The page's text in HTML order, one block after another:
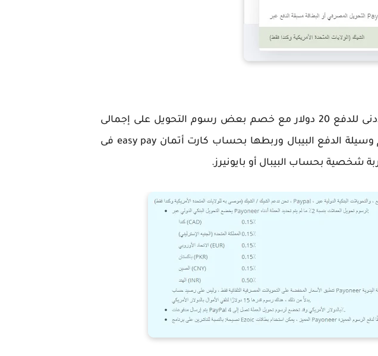
ويمكنك استخدام البايونير أو البيبال والحد الادنى للدفع 20 دولار مع خصم بعض رسوم التحويل على إجمالى
المبلغ المحول الى حسابك ويمكنك استخدام وسيلة الدفع البيبال وربطها بحساب كارت أتمان easy pay فى